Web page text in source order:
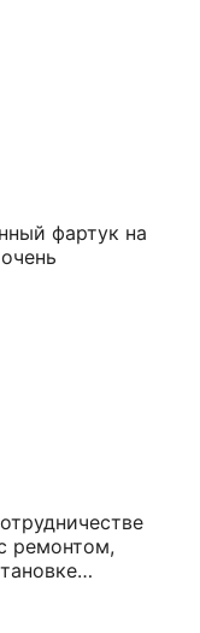
Цена
фартук на
ремонтом,
отзывы,